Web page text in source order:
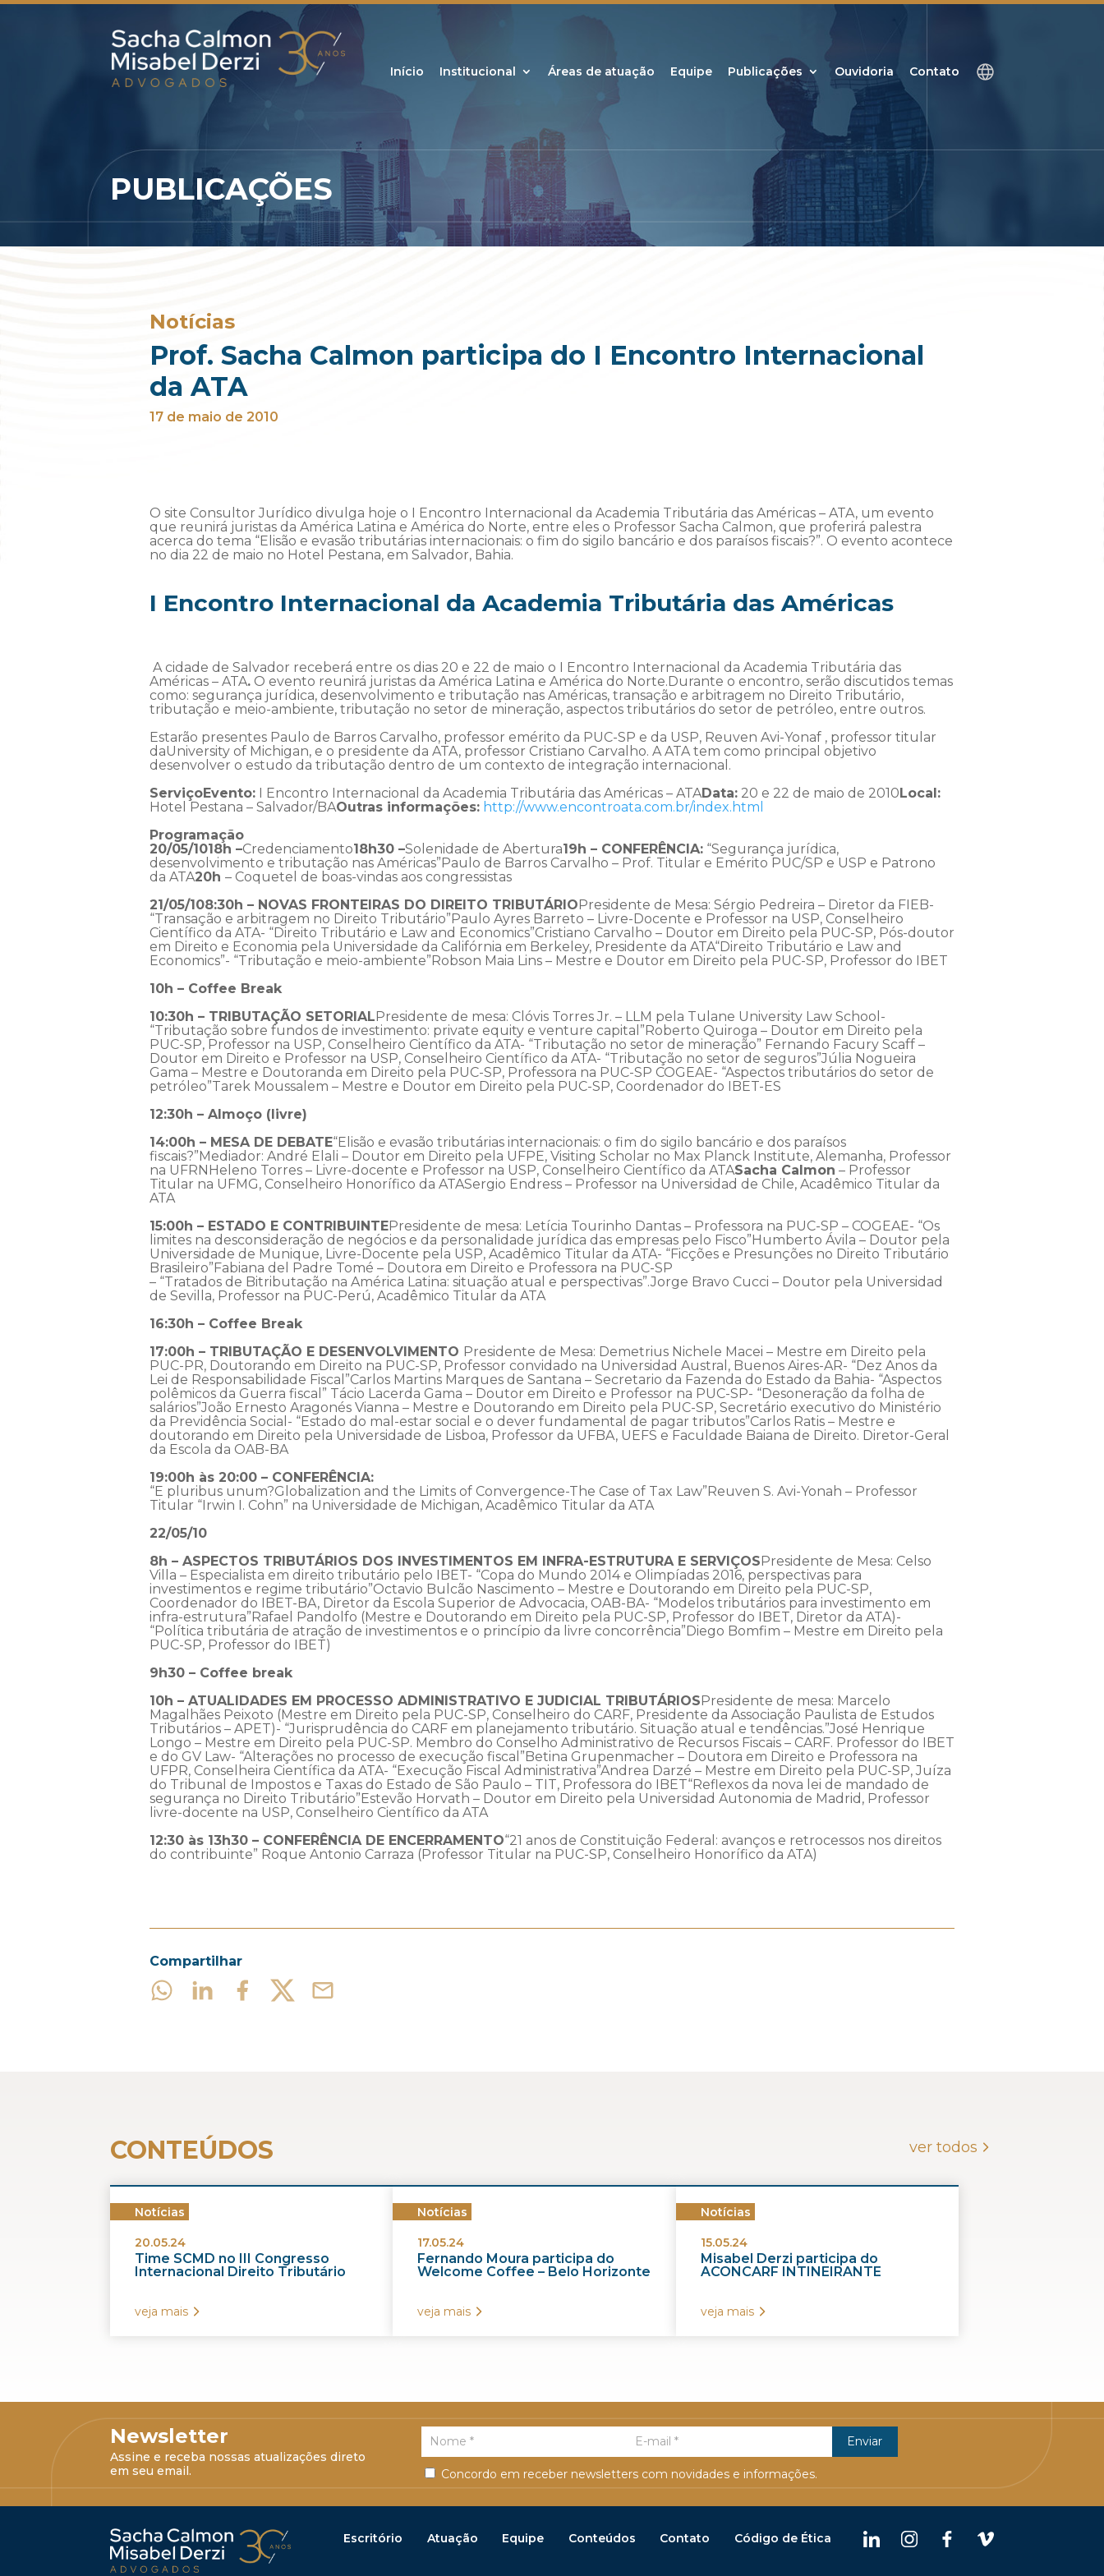
Início Institucional Áreas de atuação Equipe Publicações Ouvidoria Contato
PUBLICAÇÕES
Notícias
Prof. Sacha Calmon participa do I Encontro Internacional
da ATA
17 de maio de 2010
O site Consultor Jurídico divulga hoje o I Encontro Internacional da Academia Tributária das Américas – ATA, um evento
que reunirá juristas da América Latina e América do Norte, entre eles o Professor Sacha Calmon, que proferirá palestra
acerca do tema “Elisão e evasão tributárias internacionais: o fim do sigilo bancário e dos paraísos fiscais?”. O evento acontece
no dia 22 de maio no Hotel Pestana, em Salvador, Bahia.
I Encontro Internacional da Academia Tributária das Américas
A cidade de Salvador receberá entre os dias 20 e 22 de maio o I Encontro Internacional da Academia Tributária das
Américas – ATA. O evento reunirá juristas da América Latina e América do Norte.Durante o encontro, serão discutidos temas
como: segurança jurídica, desenvolvimento e tributação nas Américas, transação e arbitragem no Direito Tributário,
tributação e meio-ambiente, tributação no setor de mineração, aspectos tributários do setor de petróleo, entre outros.
Estarão presentes Paulo de Barros Carvalho, professor emérito da PUC-SP e da USP, Reuven Avi-Yonaf , professor titular
daUniversity of Michigan, e o presidente da ATA, professor Cristiano Carvalho. A ATA tem como principal objetivo
desenvolver o estudo da tributação dentro de um contexto de integração internacional.
ServiçoEvento: I Encontro Internacional da Academia Tributária das Américas – ATAData: 20 e 22 de maio de 2010 Local:
Hotel Pestana – Salvador/BAOutras informações: http://www.encontroata.com.br/index.html
Programação
20/05/1018h –Credenciamento18h30 –Solenidade de Abertura19h – CONFERÊNCIA: “Segurança jurídica,
desenvolvimento e tributação nas Américas”Paulo de Barros Carvalho – Prof. Titular e Emérito PUC/SP e USP e Patrono
da ATA20h – Coquetel de boas-vindas aos congressistas
21/05/108:30h – NOVAS FRONTEIRAS DO DIREITO TRIBUTÁRIO Presidente de Mesa: Sérgio Pedreira – Diretor da FIEB-
“Transação e arbitragem no Direito Tributário”Paulo Ayres Barreto – Livre-Docente e Professor na USP, Conselheiro
Científico da ATA- “Direito Tributário e Law and Economics”Cristiano Carvalho – Doutor em Direito pela PUC-SP, Pós-doutor
em Direito e Economia pela Universidade da Califórnia em Berkeley, Presidente da ATA“Direito Tributário e Law and
Economics”- “Tributação e meio-ambiente”Robson Maia Lins – Mestre e Doutor em Direito pela PUC-SP, Professor do IBET
10h – Coffee Break
10:30h – TRIBUTAÇÃO SETORIAL Presidente de mesa: Clóvis Torres Jr. – LLM pela Tulane University Law School-
“Tributação sobre fundos de investimento: private equity e venture capital”Roberto Quiroga – Doutor em Direito pela
PUC-SP, Professor na USP, Conselheiro Científico da ATA- “Tributação no setor de mineração” Fernando Facury Scaff –
Doutor em Direito e Professor na USP, Conselheiro Científico da ATA- “Tributação no setor de seguros”Júlia Nogueira
Gama – Mestre e Doutoranda em Direito pela PUC-SP, Professora na PUC-SP COGEAE- “Aspectos tributários do setor de
petróleo”Tarek Moussalem – Mestre e Doutor em Direito pela PUC-SP, Coordenador do IBET-ES
12:30h – Almoço (livre)
14:00h – MESA DE DEBATE“Elisão e evasão tributárias internacionais: o fim do sigilo bancário e dos paraísos
fiscais?”Mediador: André Elali – Doutor em Direito pela UFPE, Visiting Scholar no Max Planck Institute, Alemanha, Professor
na UFRNHeleno Torres – Livre-docente e Professor na USP, Conselheiro Científico da ATASacha Calmon – Professor
Titular na UFMG, Conselheiro Honorífico da ATASergio Endress – Professor na Universidad de Chile, Acadêmico Titular da
ATA
15:00h – ESTADO E CONTRIBUINTEPresidente de mesa: Letícia Tourinho Dantas – Professora na PUC-SP – COGEAE- “Os
limites na desconsideração de negócios e da personalidade jurídica das empresas pelo Fisco”Humberto Ávila – Doutor pela
Universidade de Munique, Livre-Docente pela USP, Acadêmico Titular da ATA- “Ficções e Presunções no Direito Tributário
Brasileiro”Fabiana del Padre Tomé – Doutora em Direito e Professora na PUC-SP
– “Tratados de Bitributação na América Latina: situação atual e perspectivas”.Jorge Bravo Cucci – Doutor pela Universidad
de Sevilla, Professor na PUC-Perú, Acadêmico Titular da ATA
16:30h – Coffee Break
17:00h – TRIBUTAÇÃO E DESENVOLVIMENTO Presidente de Mesa: Demetrius Nichele Macei – Mestre em Direito pela
PUC-PR, Doutorando em Direito na PUC-SP, Professor convidado na Universidad Austral, Buenos Aires-AR- “Dez Anos da
Lei de Responsabilidade Fiscal”Carlos Martins Marques de Santana – Secretario da Fazenda do Estado da Bahia- “Aspectos
polêmicos da Guerra fiscal” Tácio Lacerda Gama – Doutor em Direito e Professor na PUC-SP- “Desoneração da folha de
salários”João Ernesto Aragonés Vianna – Mestre e Doutorando em Direito pela PUC-SP, Secretário executivo do Ministério
da Previdência Social- “Estado do mal-estar social e o dever fundamental de pagar tributos”Carlos Ratis – Mestre e
doutorando em Direito pela Universidade de Lisboa, Professor da UFBA, UEFS e Faculdade Baiana de Direito. Diretor-Geral
da Escola da OAB-BA
19:00h às 20:00 – CONFERÊNCIA:
“E pluribus unum?Globalization and the Limits of Convergence-The Case of Tax Law”Reuven S. Avi-Yonah – Professor
Titular “Irwin I. Cohn” na Universidade de Michigan, Acadêmico Titular da ATA
22/05/10
8h – ASPECTOS TRIBUTÁRIOS DOS INVESTIMENTOS EM INFRA-ESTRUTURA E SERVIÇOS Presidente de Mesa: Celso
Villa – Especialista em direito tributário pelo IBET- “Copa do Mundo 2014 e Olimpíadas 2016, perspectivas para
investimentos e regime tributário”Octavio Bulcão Nascimento – Mestre e Doutorando em Direito pela PUC-SP,
Coordenador do IBET-BA, Diretor da Escola Superior de Advocacia, OAB-BA- “Modelos tributários para investimento em
infra-estrutura”Rafael Pandolfo (Mestre e Doutorando em Direito pela PUC-SP, Professor do IBET, Diretor da ATA)-
“Política tributária de atração de investimentos e o princípio da livre concorrência”Diego Bomfim – Mestre em Direito pela
PUC-SP, Professor do IBET)
9h30 – Coffee break
10h – ATUALIDADES EM PROCESSO ADMINISTRATIVO E JUDICIAL TRIBUTÁRIOS Presidente de mesa: Marcelo
Magalhães Peixoto (Mestre em Direito pela PUC-SP, Conselheiro do CARF, Presidente da Associação Paulista de Estudos
Tributários – APET)- “Jurisprudência do CARF em planejamento tributário. Situação atual e tendências.”José Henrique
Longo – Mestre em Direito pela PUC-SP. Membro do Conselho Administrativo de Recursos Fiscais – CARF. Professor do IBET
e do GV Law- “Alterações no processo de execução fiscal”Betina Grupenmacher – Doutora em Direito e Professora na
UFPR, Conselheira Científica da ATA- “Execução Fiscal Administrativa”Andrea Darzé – Mestre em Direito pela PUC-SP, Juíza
do Tribunal de Impostos e Taxas do Estado de São Paulo – TIT, Professora do IBET“Reflexos da nova lei de mandado de
segurança no Direito Tributário”Estevão Horvath – Doutor em Direito pela Universidad Autonomia de Madrid, Professor
livre-docente na USP, Conselheiro Científico da ATA
12:30 às 13h30 – CONFERÊNCIA DE ENCERRAMENTO“21 anos de Constituição Federal: avanços e retrocessos nos direitos
do contribuinte” Roque Antonio Carraza (Professor Titular na PUC-SP, Conselheiro Honorífico da ATA)
Compartilhar
CONTEÚDOS ver todos
Notícias
20.05.24
Time SCMD no III Congresso
Internacional Direito Tributário
veja mais
Notícias
17.05.24
Fernando Moura participa do
Welcome Coffee – Belo Horizonte
veja mais
Notícias
15.05.24
Misabel Derzi participa do
ACONCARF INTINEIRANTE
veja mais
Newsletter
Assine e receba nossas atualizações direto
em seu email.
Concordo em receber newsletters com novidades e informações.
Escritório Atuação Equipe Conteúdos Contato Código de Ética